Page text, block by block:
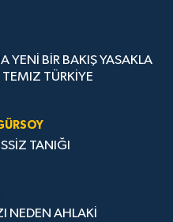
YENİ BİR BAKIŞ YASAKLA
TEMIZ TÜRKİYE
TANIĞI
NEDEN AHLAKİ